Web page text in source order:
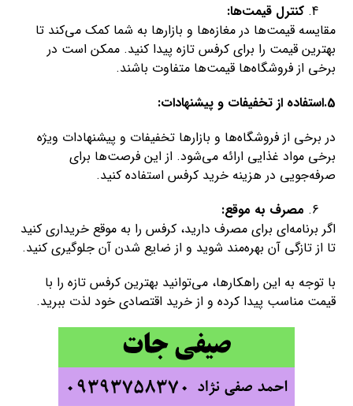
کنترل قیمت‌ها:
مقایسه قیمت‌ها در مغازه‌ها و بازارها به شما کمک می‌کند تا
بهترین قیمت را برای کرفس تازه پیدا کنید. ممکن است در
برخی از فروشگاه‌ها قیمت‌ها متفاوت باشند.
5.استفاده از تخفیفات و پیشنهادات:
در برخی از فروشگاه‌ها و بازارها تخفیفات و پیشنهادات ویژه
برخی مواد غذایی ارائه می‌شود. از این فرصت‌ها برای
صرفه‌جویی در هزینه خرید کرفس استفاده کنید.
مصرف به موقع:
اگر برنامه‌ای برای مصرف دارید، کرفس را به موقع خریداری کنید
تا از تازگی آن بهره‌مند شوید و از ضایع شدن آن جلوگیری کنید.
با توجه به این راهکارها، می‌توانید بهترین کرفس تازه را با
قیمت مناسب پیدا کرده و از خرید اقتصادی خود لذت ببرید.